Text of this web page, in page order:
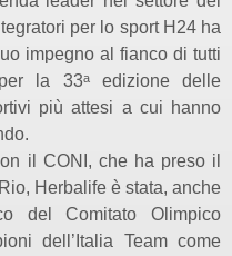
per lo sport H24 ha
impegno al fianco di tutti
la 33ᵃ edizione delle
più attesi a cui hanno
il CONI, che ha preso il
Herbalife è stata, anche
del Comitato Olimpico
dell’Italia Team come